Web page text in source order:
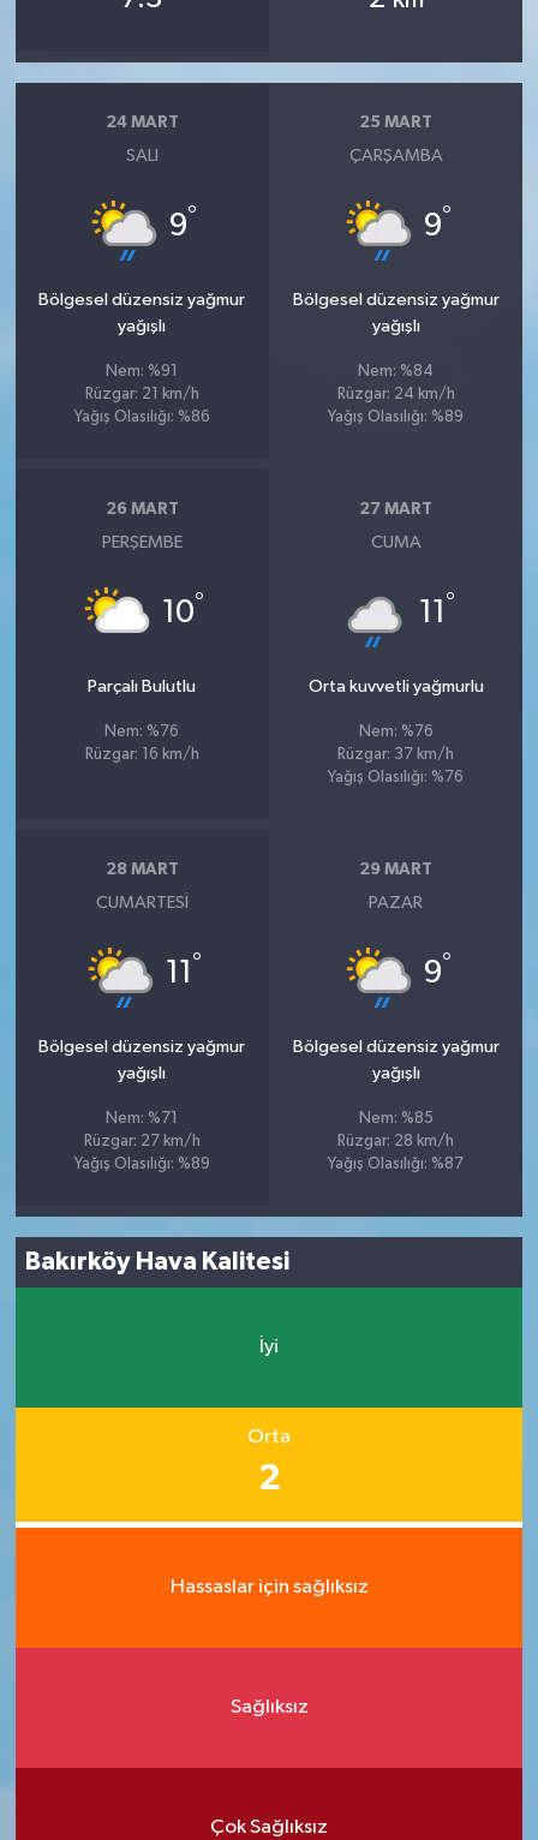
24 MART
SALI
9°
Bölgesel düzensiz yağmur
yağışlı
Nem: %91
Rüzgar: 21 km/h
Yağış Olasılığı: %86
25 MART
ÇARŞAMBA
9°
Bölgesel düzensiz yağmur
yağışlı
Nem: %84
Rüzgar: 24 km/h
Yağış Olasılığı: %89
26 MART
PERŞEMBE
10°
Parçalı Bulutlu
Nem: %76
Rüzgar: 16 km/h
27 MART
CUMA
11 °
Orta kuvvetli yağmurlu
Nem: %76
Rüzgar: 37 km/h
Yağış Olasılığı: %76
28 MART
CUMARTESI
11 °
Bölgesel düzensiz yağmur
yağışlı
Nem: %71
Rüzgar: 27 km/h
Yağış Olasılığı: %89
29 MART
PAZAR
9°
Bölgesel düzensiz yağmur
yağışlı
Nem: %85
Rüzgar: 28 km/h
Yağış Olasılığı: %87
Bakırköy Hava Kalitesi
İyi
Orta
2
Hassaslar için sağlıksız
Sağlıksız
Çok Sağlıksız